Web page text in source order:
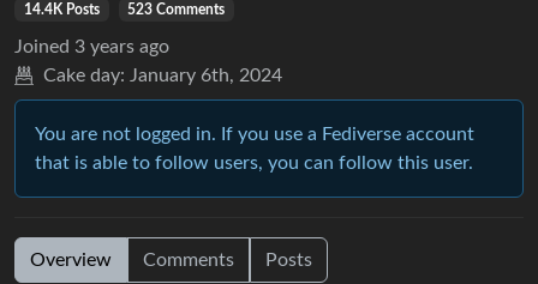
14.4K Posts 523 Comments
Joined 3 years ago
Cake day: January 6th, 2024
You are not logged in. If you use a Fediverse account
that is able to follow users, you can follow this user.
Overview Comments Posts